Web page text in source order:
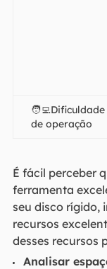
🧑‍💻Dificuldade
de operação
É fácil perceber
ferramenta
seu disco rígido,
recursos
desses recursos
Analisar